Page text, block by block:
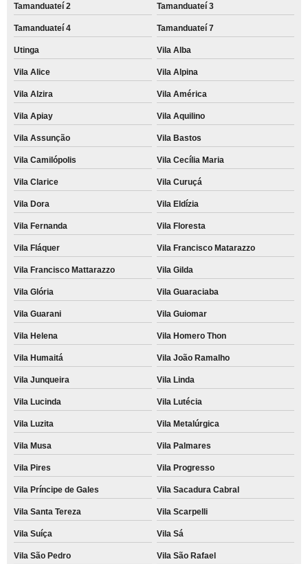
Tamanduateí 2 Tamanduateí 3
Tamanduateí 4 Tamanduateí 7
Utinga Vila Alba
Vila Alice Vila Alpina
Vila Alzira Vila América
Vila Apiay Vila Aquilino
Vila Assunção Vila Bastos
Vila Camilópolis Vila Cecília Maria
Vila Clarice Vila Curuçá
Vila Dora Vila Eldízia
Vila Fernanda Vila Floresta
Vila Fláquer Vila Francisco Matarazzo
Vila Francisco Mattarazzo Vila Gilda
Vila Glória Vila Guaraciaba
Vila Guarani Vila Guiomar
Vila Helena Vila Homero Thon
Vila Humaitá Vila João Ramalho
Vila Junqueira Vila Linda
Vila Lucinda Vila Lutécia
Vila Luzita Vila Metalúrgica
Vila Musa Vila Palmares
Vila Pires Vila Progresso
Vila Príncipe de Gales Vila Sacadura Cabral
Vila Santa Tereza Vila Scarpelli
Vila Suíça Vila Sá
Vila São Pedro Vila São Rafael